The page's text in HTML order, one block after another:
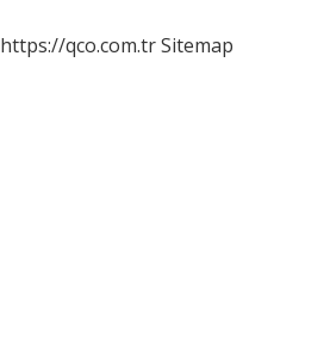
https://qco.com.trSitemap